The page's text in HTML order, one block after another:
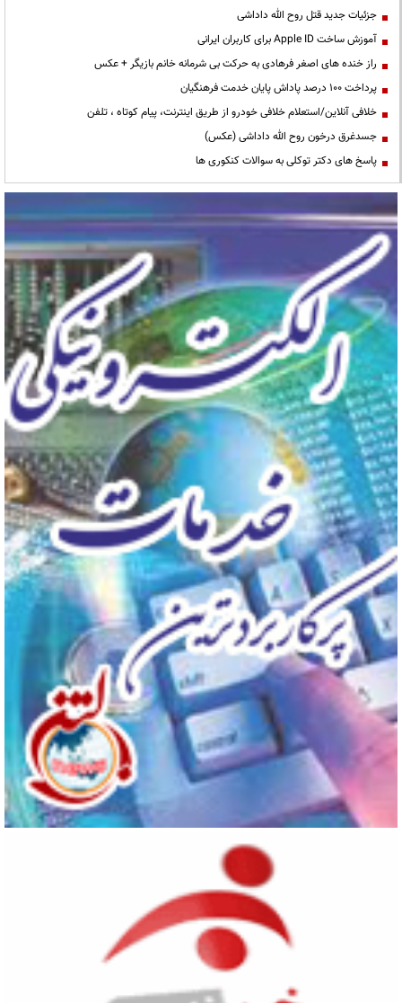
جزئیات جدید قتل روح الله داداشی
آموزش ساخت Apple ID برای کاربران ایرانی
راز خنده های اصغر فرهادی به حرکت بی شرمانه خانم بازیگر + عکس
پرداخت ۱۰۰ درصد پاداش پایان خدمت فرهنگیان
خلافی آنلاین/استعلام خلافی خودرو از طریق اینترنت، پیام کوتاه ، تلفن
جسدغرق درخون روح الله داداشی (عکس)
پاسخ های دکتر توکلی به سوالات کنکوری ها